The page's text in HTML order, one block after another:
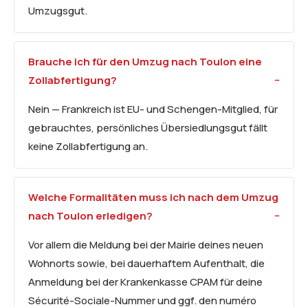
Umzugsgut.
Brauche ich für den Umzug nach Toulon eine
Zollabfertigung?
Nein — Frankreich ist EU- und Schengen-Mitglied, für
gebrauchtes, persönliches Übersiedlungsgut fällt
keine Zollabfertigung an.
Welche Formalitäten muss ich nach dem Umzug
nach Toulon erledigen?
Vor allem die Meldung bei der Mairie deines neuen
Wohnorts sowie, bei dauerhaftem Aufenthalt, die
Anmeldung bei der Krankenkasse CPAM für deine
Sécurité-Sociale-Nummer und ggf. den numéro